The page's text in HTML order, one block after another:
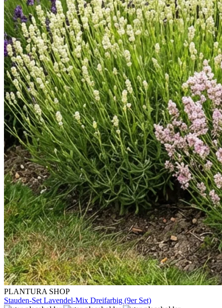
PLANTURA SHOP
Stauden-Set Lavendel-Mix Dreifarbig (9er Set)